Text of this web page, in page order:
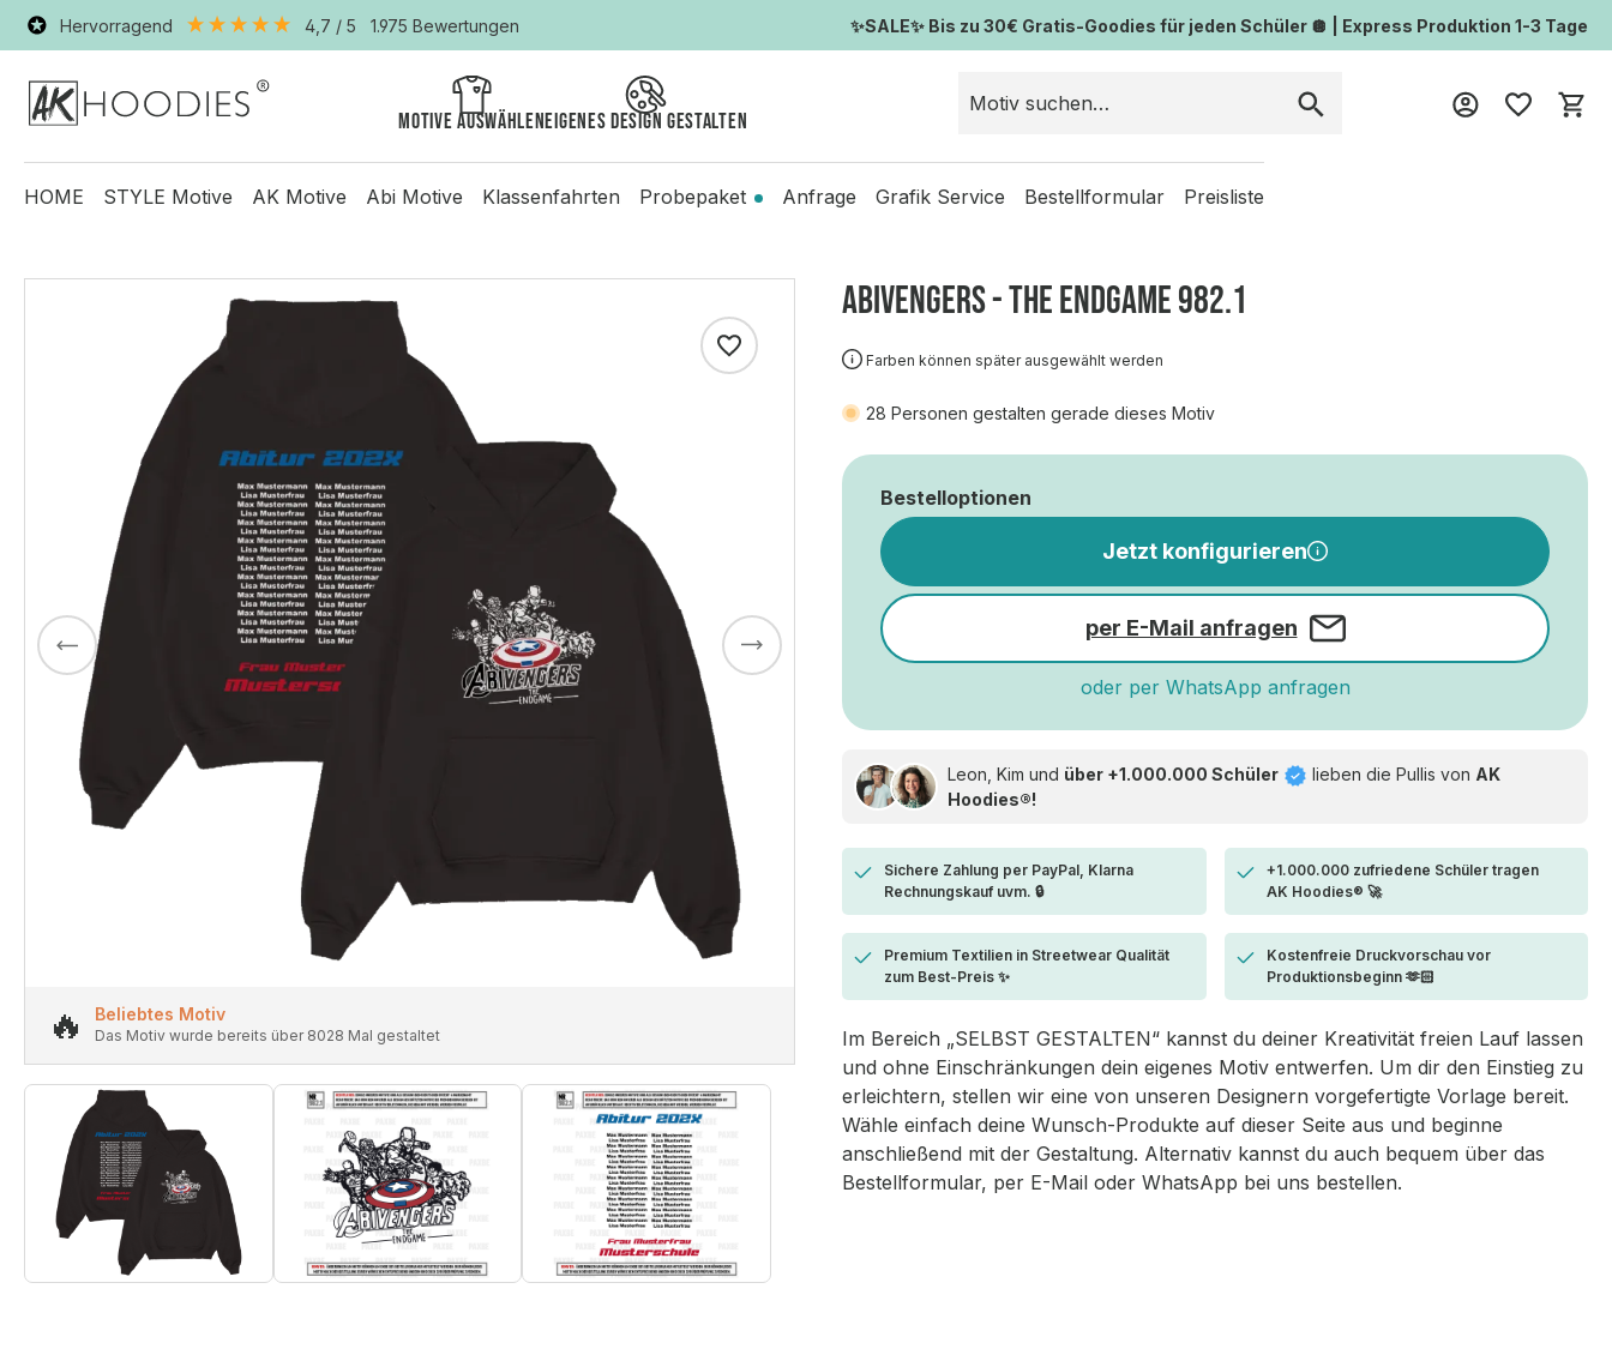
Hervorragend 4,7 / 5 1.975 Bewertungen ✨SALE✨ Bis zu 30€ Gratis-Goodies für jeden Schüler 🪩 | Express Produktion 1-3 Tage
Motive auswählenEigenes Design gestalten
HOME STYLE Motive AK Motive Abi Motive Klassenfahrten Probepaket Anfrage Grafik Service Bestellformular Preisliste
🔥 Beliebtes Motiv
Das Motiv wurde bereits über 8028 Mal gestaltet
ABIVENGERS - THE ENDGAME 982.1
Farben können später ausgewählt werden
28 Personen gestalten gerade dieses Motiv
Bestelloptionen
Jetzt konfigurieren
per E-Mail anfragen
oder per WhatsApp anfragen
Leon, Kim und über +1.000.000 Schüler lieben die Pullis von AK
Hoodies®!
Sichere Zahlung per PayPal, Klarna
Rechnungskauf uvm. 🔒
+1.000.000 zufriedene Schüler tragen
AK Hoodies® 🚀
Premium Textilien in Streetwear Qualität
zum Best-Preis ✨
Kostenfreie Druckvorschau vor
Produktionsbeginn 🫶🏻
Im Bereich „SELBST GESTALTEN“ kannst du deiner Kreativität freien Lauf lassen
und ohne Einschränkungen dein eigenes Motiv entwerfen. Um dir den Einstieg zu
erleichtern, stellen wir eine von unseren Designern vorgefertigte Vorlage bereit.
Wähle einfach deine Wunsch-Produkte auf dieser Seite aus und beginne
anschließend mit der Gestaltung. Alternativ kannst du auch bequem über das
Bestellformular, per E-Mail oder WhatsApp bei uns bestellen.